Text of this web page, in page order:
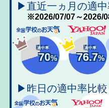
▶直近一ヵ月の適中
※2026/07/07～2026/
適中率
70%
適中率
76.7%
▶昨日の適中率比較